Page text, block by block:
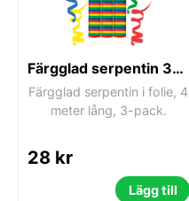
Färgglad serpentin 3-pack
Färgglad serpentin i folie, 4
meter lång, 3-pack.
28 kr
Lägg till